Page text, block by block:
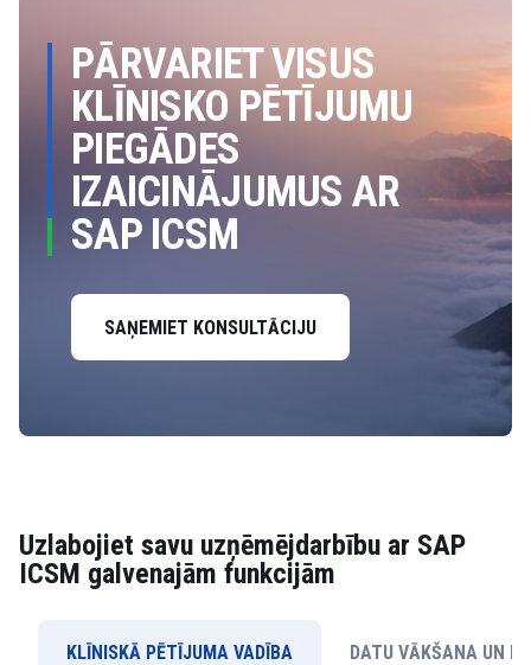
PĀRVARIET VISUS
KLĪNISKO PĒTĪJUMU
PIEGĀDES
IZAICINĀJUMUS AR
SAP ICSM
SAŅEMIET KONSULTĀCIJU
Uzlabojiet savu uzņēmējdarbību ar SAP
ICSM galvenajām funkcijām
KLĪNISKĀ PĒTĪJUMA VADĪBA DATU VĀKŠANA UN